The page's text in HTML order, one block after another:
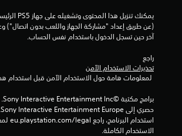
آخر حين تسجل الدخول باستخدام نفس الحساب.
راجع
تحذيرات الاستخدام الآمن
الاستخدام الكاملة.